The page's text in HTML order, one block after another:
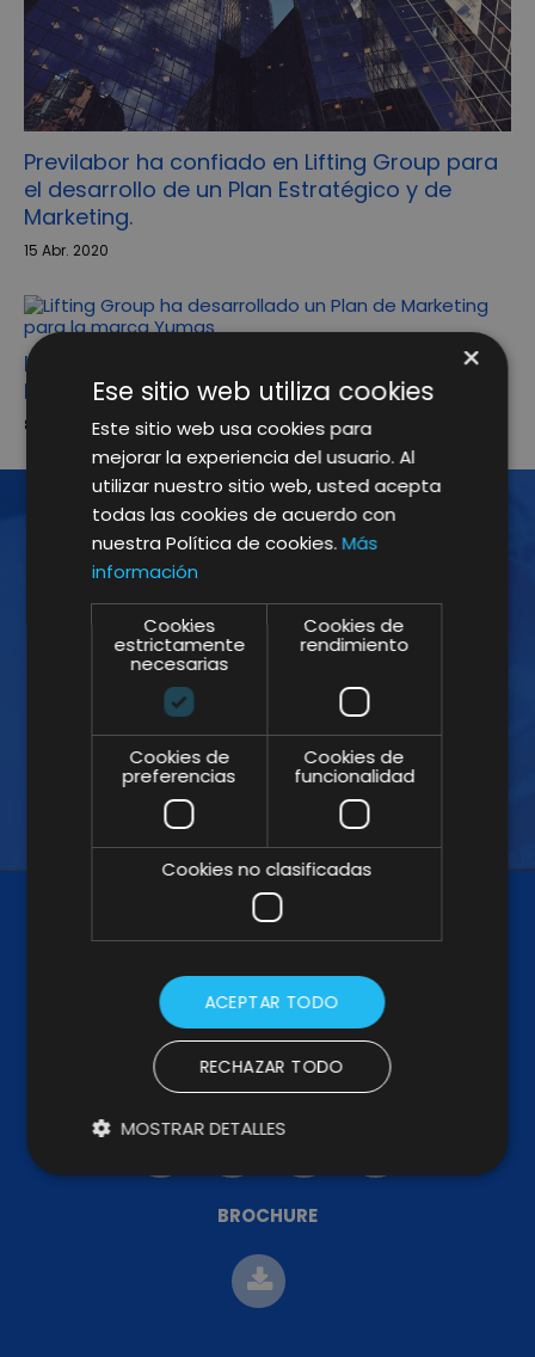
Previlabor ha confiado en Lifting Group para
el desarrollo de un Plan Estratégico y de
Marketing.
15 Abr. 2020
Lifting Group ha desarrollado un Plan de
Marketing para la marca Yumas
8 Ene. 2020
¡ÚNETE A LA NEWSLETTER!
Suscríbete a nuestra Newsletter y no te
pierdas nuestros insights
BROCHURE
×
Ese sitio web utiliza cookies
Este sitio web usa cookies para
mejorar la experiencia del usuario. Al
utilizar nuestro sitio web, usted acepta
todas las cookies de acuerdo con
nuestra Política de cookies.Más
información
Cookies
estrictamente
necesarias
Cookies de
rendimiento
Cookies de
preferencias
Cookies de
funcionalidad
Cookies no clasificadas
ACEPTAR TODO
RECHAZAR TODO
MOSTRAR DETALLES